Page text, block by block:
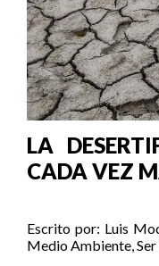
LA
CADA VEZ
Escrito por: Luis
Medio Ambiente,